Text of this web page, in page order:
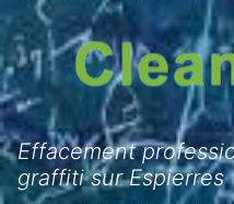
Effacement
graffiti sur Espierres